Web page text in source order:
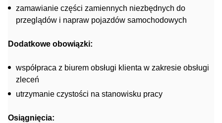
zamawianie części zamiennych niezbędnych do
przeglądów i napraw pojazdów samochodowych
Dodatkowe obowiązki:
współpraca z biurem obsługi klienta w zakresie obsługi
zleceń
utrzymanie czystości na stanowisku pracy
Osiągnięcia: